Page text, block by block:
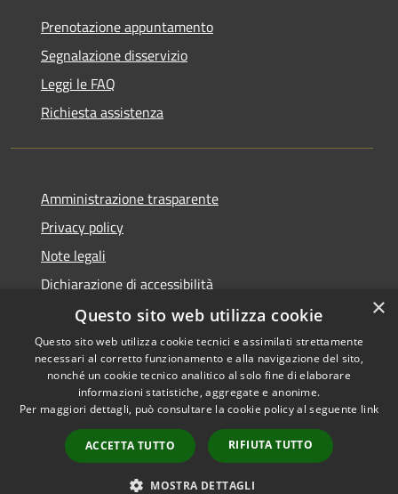
Prenotazione appuntamento
Segnalazione disservizio
Leggi le FAQ
Richiesta assistenza
Amministrazione trasparente
Privacy policy
Note legali
Dichiarazione di accessibilità
Accessibilità
Privacy
Mappa del sito
Copyright © 2026 • Comune di
Atri • Powered by
Municipium•Accesso
redazione
×
Questo sito web utilizza cookie
Questo sito web utilizza cookie tecnici e assimilati strettamente
necessari al corretto funzionamento e alla navigazione del sito,
nonché un cookie tecnico analitico al solo fine di elaborare
informazioni statistiche, aggregate e anonime.
Per maggiori dettagli, può consultare la cookie policy al seguente link
ACCETTA TUTTO RIFIUTA TUTTO
MOSTRA DETTAGLI